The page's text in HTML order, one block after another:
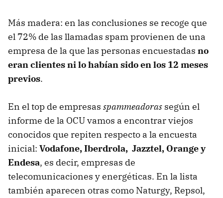
Más madera: en las conclusiones se recoge que
el 72% de las llamadas spam provienen de una
empresa de la que las personas encuestadas no
eran clientes ni lo habían sido en los 12 meses
previos.
En el top de empresas spammeadoras según el
informe de la OCU vamos a encontrar viejos
conocidos que repiten respecto a la encuesta
inicial: Vodafone, Iberdrola, Jazztel, Orange y
Endesa, es decir, empresas de
telecomunicaciones y energéticas. En la lista
también aparecen otras como Naturgy, Repsol,